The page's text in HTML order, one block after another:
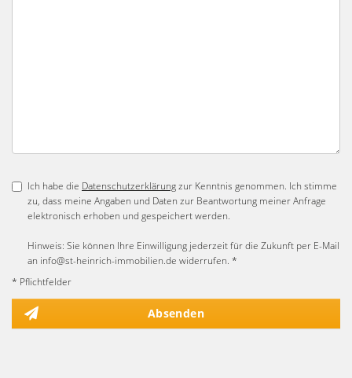
Ich habe die Datenschutzerklärungzur Kenntnis genommen. Ich stimme
zu, dass meine Angaben und Daten zur Beantwortung meiner Anfrage
elektronisch erhoben und gespeichert werden.
Hinweis: Sie können Ihre Einwilligung jederzeit für die Zukunft per E-Mail
an info@st-heinrich-immobilien.de widerrufen. *
* Pflichtfelder
Absenden